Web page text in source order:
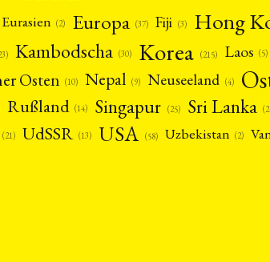
Eurasien (2) Europa (37) Fiji (3) Hong
Kambodscha (30) Korea (215) Laos (5)
Osten (10) Nepal (9) Neuseeland (4)
Rußland (14) Singapur (25) Sri Lanka
(21) UdSSR (13) USA (58) Uzbekistan (2)